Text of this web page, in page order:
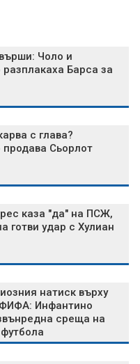
Чоло и
разплакаха Барса за
с глава?
продава Сьорлот
каза "да" на ПСЖ,
готви удар с Хулиан
натиск върху
Инфантино
среща на